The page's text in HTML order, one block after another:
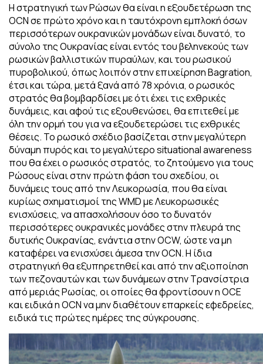
Η στρατηγική των Ρώσων θα είναι η εξουδετέρωση της
OCN σε πρώτο χρόνο και η ταυτόχρονη εμπλοκή όσων
περισσότερων ουκρανικών μονάδων είναι δυνατό, το
σύνολο της Ουκρανίας είναι εντός του βεληνεκούς των
ρωσικών βαλλιστικών πυραύλων, και του ρωσικού
πυροβολικού, όπως λοιπόν στην επιχείρηση Bagration,
έτσι και τώρα, μετά ξανά από 78 χρόνια, ο ρωσικός
στρατός θα βομβαρδίσει με ότι έχει τις εχθρικές
δυνάμεις, και αφού τις εξουθενώσει, θα επιτεθεί με
όλη την ορμή του για να εξουδετερώσει τις εχθρικές
θέσεις. Το ρωσικό σχέδιο βασίζεται στην μεγαλύτερη
δύναμη πυρός και το μεγαλύτερο situational awareness
που θα έχει ο ρωσικός στρατός, το ζητούμενο για τους
Ρώσους είναι στην πρώτη φάση του σχεδίου, οι
δυνάμεις τους από την Λευκορωσία, που θα είναι
κυρίως σχηματισμοί της WMD με Λευκορωσικές
ενισχύσεις, να απασχολήσουν όσο το δυνατόν
περισσότερες ουκρανικές μονάδες στην πλευρά της
δυτικής Ουκρανίας, ενάντια στην OCW, ώστε να μη
καταφέρει να ενισχύσει άμεσα την OCN. Η ίδια
στρατηγική θα εξυπηρετηθεί και από την αξιοποίηση
των πεζοναυτών και των δυνάμεων στην Τρανσίστρια
από μεριάς Ρωσίας, οι οποίες θα φροντίσουν η OCE
και ειδικά η OCN να μην διαθέτουν επαρκείς εφεδρείες,
ειδικά τις πρώτες ημέρες της σύγκρουσης.